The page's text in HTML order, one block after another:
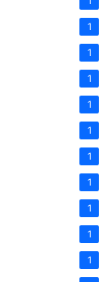
1
1
1
1
1
1
1
1
1
1